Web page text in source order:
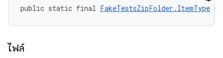
public static final FakeTestsZipFolder.ItemType
ไฟล์